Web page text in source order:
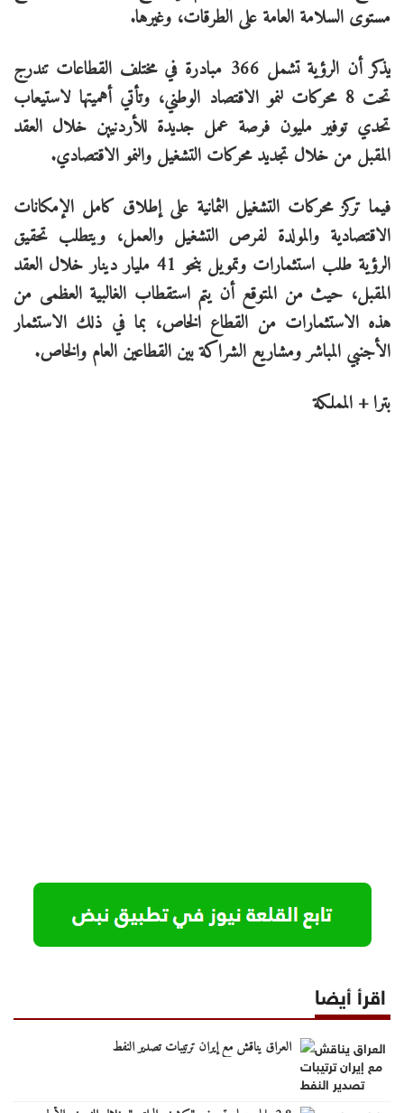
مستوى السلامة العامة على الطرقات، وغيرها.
يذكر أن الرؤية تشمل 366 مبادرة في مختلف القطاعات تندرج
تحت 8 محركات لنمو الاقتصاد الوطني، وتأتي أهميتها لاستيعاب
تحدي توفير مليون فرصة عمل جديدة للأردنيين خلال العقد
المقبل من خلال تجديد محركات التشغيل والنمو الاقتصادي.
فيما تركز محركات التشغيل الثمانية على إطلاق كامل الإمكانات
الاقتصادية والمولدة لفرص التشغيل والعمل، ويتطلب تحقيق
الرؤية طلب استثمارات وتمويل بنحو 41 مليار دينار خلال العقد
المقبل، حيث من المتوقع أن يتم استقطاب الغالبية العظمى من
هذه الاستثمارات من القطاع الخاص، بما في ذلك الاستثمار
الأجنبي المباشر ومشاريع الشراكة بين القطاعين العام والخاص.
بترا + المملكة
اقرأ أيضا
العراق يناقش مع إيران ترتيبات تصدير النفط